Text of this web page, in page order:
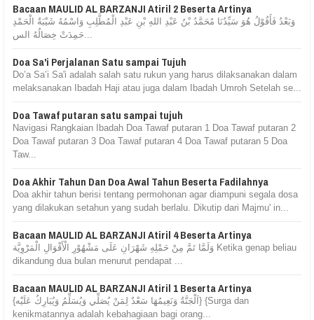
Bacaan MAULID AL BARZANJI Atiril 2 Beserta Artinya
وَبَعْدُ فَأَقُوْلُ هُوَ سَيِّدُنَا مُحَمَّدُ بْنُ عَبْدِ اللهِ بْنِ عَبْدِ الْمُطَّلِبِ وَاسْمُهُ شَيْبَةُ الْحَمْدِ
Doa Sa'i Perjalanan Satu sampai Tujuh
Do’a Sa’i Sa'i adalah salah satu rukun yang harus dilaksanakan dalam
melaksanakan Ibadah Haji atau juga dalam Ibadah Umroh Setelah se...
Doa Tawaf putaran satu sampai tujuh
Navigasi Rangkaian Ibadah Doa Tawaf putaran 1 Doa Tawaf putaran 2
Doa Tawaf putaran 3 Doa Tawaf putaran 4 Doa Tawaf putaran 5 Doa
Taw...
Doa Akhir Tahun Dan Doa Awal Tahun Beserta Fadilahnya
Doa akhir tahun berisi tentang permohonan agar diampuni segala dosa
yang dilakukan setahun yang sudah berlalu. Dikutip dari Majmu' in...
Bacaan MAULID AL BARZANJI Atiril 4 Beserta Artinya
وَلَمَّا تَمَّ مِنْ حَمْلِهِ شَهْرَانِ عَلَى مَشْهُوْرِ الْأَقْوَالِ الْمَرْوِيَّة Ketika genap beliau
dikandung dua bulan menurut pendapat ...
Bacaan MAULID AL BARZANJI Atiril 1 Beserta Artinya
{اَلْجَنَّةُ وَنَعِيمُهَا سَعْدٌ لِمَنْ يُصَلِّي وَيُسَلِّمُ وَيُبَارِكُ عَلَيْه} {Surga dan
kenikmatannya adalah kebahagiaan bagi orang...